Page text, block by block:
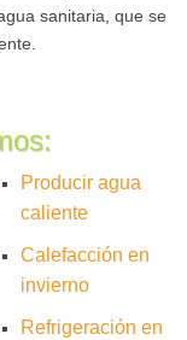
sanitaria, que se
Producir agua
caliente
Calefacción en
invierno
Refrigeración en